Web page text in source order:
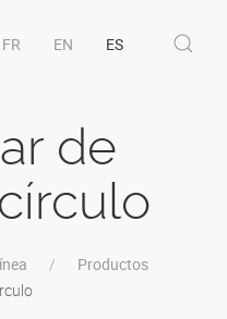
FR EN ES
de
Productos